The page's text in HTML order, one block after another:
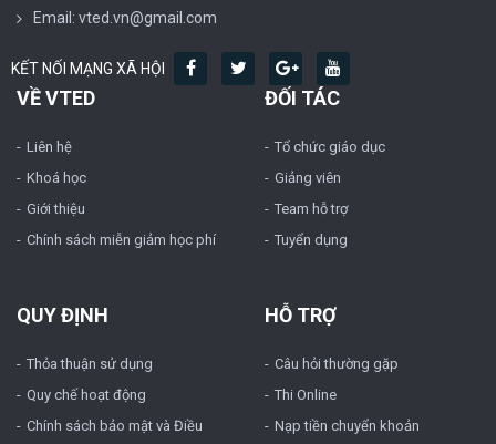
Email: vted.vn@gmail.com
KẾT NỐI MẠNG XÃ HỘI
VỀ VTED
Liên hệ
Khoá học
Giới thiệu
Chính sách miễn giảm học phí
ĐỐI TÁC
Tổ chức giáo dục
Giảng viên
Team hỗ trợ
Tuyển dụng
QUY ĐỊNH
Thỏa thuận sử dụng
Quy chế hoạt động
Chính sách bảo mật và Điều
HỖ TRỢ
Câu hỏi thường gặp
Thi Online
Nạp tiền chuyển khoản